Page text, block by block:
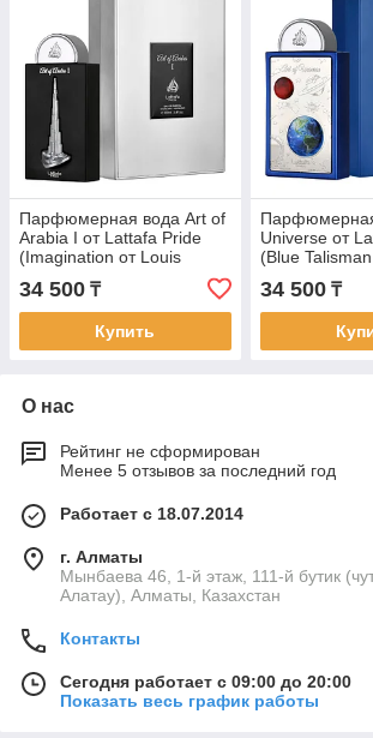
Парфюмерная вода Art of
Arabia I от Lattafa Pride
(Imagination от Louis
Vuitton, 100 мл)
34 500 ₸
Купить
Universe от
(Blue
34 500₸
О нас
Рейтинг не сформирован
Менее 5 отзывов за последний год
Работает с 18.07.2014
г. Алматы
Мынбаева 46, 1-й этаж, 111-й бутик
Алатау), Алматы, Казахстан
Контакты
Сегодня работает с 09:00 до 20:00
Показать весь график работы